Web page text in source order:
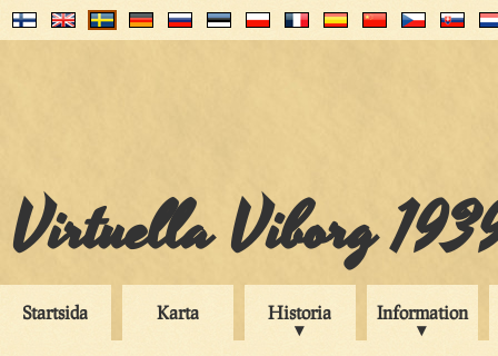
Virtuella Viborg
Startsida Karta Historia Information